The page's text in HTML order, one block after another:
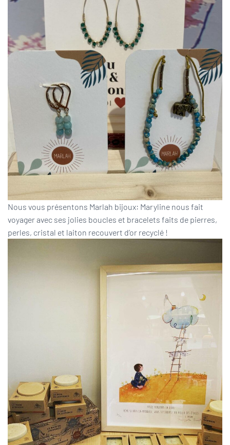
Nous vous présentons Marlah bijoux: Maryline nous fait
voyager avec ses jolies boucles et bracelets faits de pierres,
perles, cristal et laiton recouvert d’or recyclé !